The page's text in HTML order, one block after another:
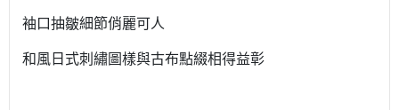
袖口抽皺細節俏麗可人
和風日式刺繡圖樣與古布點綴相得益彰